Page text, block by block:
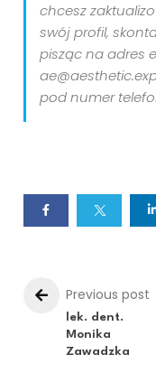
chcesz
swój profil,
pisząc na adres
pod numer
Previous post
lek. dent.
Monika
Zawadzka